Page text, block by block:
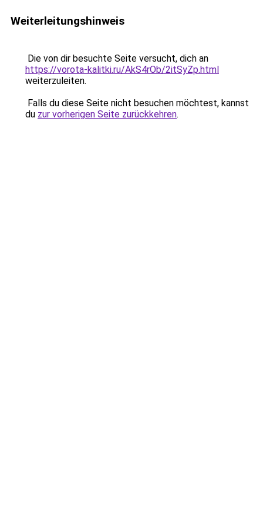
Weiterleitungshinweis
Die von dir besuchte Seite versucht, dich an
https://vorota-kalitki.ru/AkS4rOb/2itSyZp.html
weiterzuleiten.
Falls du diese Seite nicht besuchen möchtest, kannst
du zur vorherigen Seite zurückkehren.